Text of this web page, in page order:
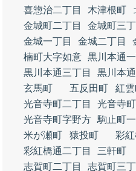
喜惣治二丁目
木津根町
金城町二丁目
金城町三丁
金城一丁目
金城二丁目
楠町大字如意 黒川本通
黒川本通三丁目
黒川本
玄馬町
五反田町 紅
光音寺町二丁目
光音寺
光音寺町字野方 駒止町
米が瀬町
猿投町
彩
彩紅橋通二丁目
三軒町
志賀町二丁目
志賀町三丁